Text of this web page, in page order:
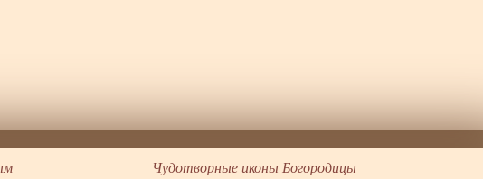
Чудотворные иконы Богородицы